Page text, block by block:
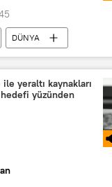
DÜNYA
TÜRKİYE
Anatoli Torkunov
yeraltı kaynakları
yüzünden